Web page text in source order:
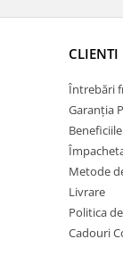
CLIENTI
Întrebări
Garanția
Metode
Livrare
Politica
Cadouri